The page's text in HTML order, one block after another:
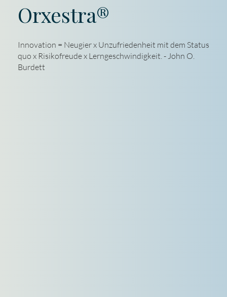
Orxestra®
Innovation = Neugier x Unzufriedenheit mit dem Status
quo x Risikofreude x Lerngeschwindigkeit. - John O.
Burdett